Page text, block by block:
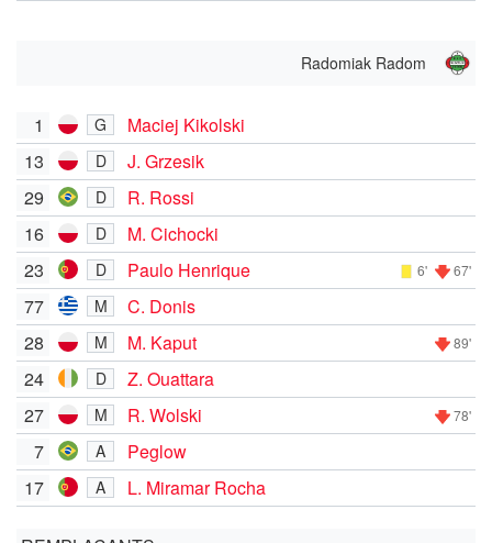
Radomiak Radom
1 G
Maciej Kikolski
13
D
J. Grzesik
29
D
R. Rossi
16
D
M. Cichocki
23
D Paulo Henrique 6' 67'
77 M
C. Donis
28
M M. Kaput 89'
24 D
Z. Ouattara
27
M R. Wolski 78'
7 A
Peglow
17
A L. Miramar Rocha